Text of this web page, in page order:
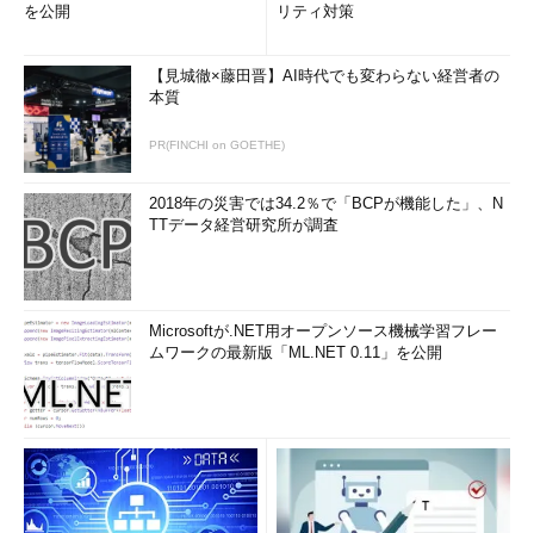
を公開
リティ対策
【見城徹×藤田晋】AI時代でも変わらない経営者の
本質
PR(FINCHI on GOETHE)
2018年の災害では34.2％で「BCPが機能した」、N
TTデータ経営研究所が調査
Microsoftが.NET用オープンソース機械学習フレー
ムワークの最新版「ML.NET 0.11」を公開